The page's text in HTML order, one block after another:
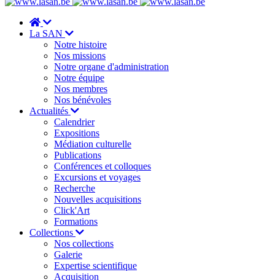
La SAN
Notre histoire
Nos missions
Notre organe d'administration
Notre équipe
Nos membres
Nos bénévoles
Actualités
Calendrier
Expositions
Médiation culturelle
Publications
Conférences et colloques
Excursions et voyages
Recherche
Nouvelles acquisitions
Click'Art
Formations
Collections
Nos collections
Galerie
Expertise scientifique
Acquisition